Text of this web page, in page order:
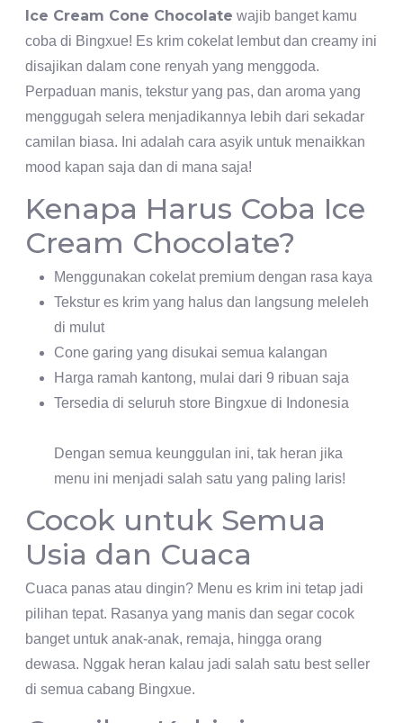
Ice Cream Cone Chocolate wajib banget kamu
coba di Bingxue! Es krim cokelat lembut dan creamy ini
disajikan dalam cone renyah yang menggoda.
Perpaduan manis, tekstur yang pas, dan aroma yang
menggugah selera menjadikannya lebih dari sekadar
camilan biasa. Ini adalah cara asyik untuk menaikkan
mood kapan saja dan di mana saja!
Kenapa Harus Coba Ice
Cream Chocolate?
Menggunakan cokelat premium dengan rasa kaya
Tekstur es krim yang halus dan langsung meleleh
di mulut
Cone garing yang disukai semua kalangan
Harga ramah kantong, mulai dari 9 ribuan saja
Tersedia di seluruh store Bingxue di Indonesia
Dengan semua keunggulan ini, tak heran jika
menu ini menjadi salah satu yang paling laris!
Cocok untuk Semua
Usia dan Cuaca
Cuaca panas atau dingin? Menu es krim ini tetap jadi
pilihan tepat. Rasanya yang manis dan segar cocok
banget untuk anak-anak, remaja, hingga orang
dewasa. Nggak heran kalau jadi salah satu best seller
di semua cabang Bingxue.